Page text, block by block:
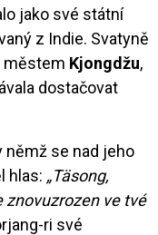
jako své státní
z Indie. Svatyně
městem Kjongdžu,
dostačovat
němž se nad jeho
hlas: „Täsong,
znovuzrozen ve tvé
ri své